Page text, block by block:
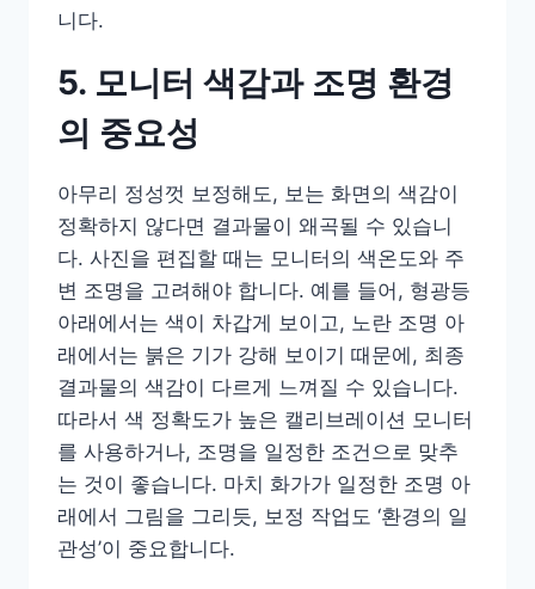
니다.
5. 모니터 색감과 조명 환경
의 중요성
아무리 정성껏 보정해도, 보는 화면의 색감이
정확하지 않다면 결과물이 왜곡될 수 있습니
다. 사진을 편집할 때는 모니터의 색온도와 주
변 조명을 고려해야 합니다. 예를 들어, 형광등
아래에서는 색이 차갑게 보이고, 노란 조명 아
래에서는 붉은 기가 강해 보이기 때문에, 최종
결과물의 색감이 다르게 느껴질 수 있습니다.
따라서 색 정확도가 높은 캘리브레이션 모니터
를 사용하거나, 조명을 일정한 조건으로 맞추
는 것이 좋습니다. 마치 화가가 일정한 조명 아
래에서 그림을 그리듯, 보정 작업도 ‘환경의 일
관성’이 중요합니다.